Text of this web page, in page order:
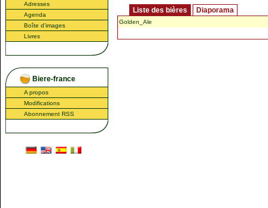
Adresses
Agenda
Boîte d'images
Livres
Biere-france
A propos
Modifications
Abonnement RSS
Liste des bières Diaporama
Golden_Ale